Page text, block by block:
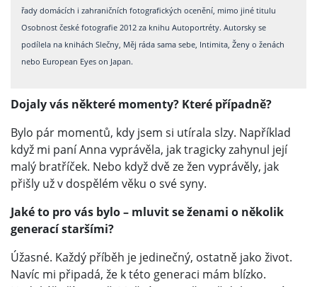
řady domácích i zahraničních fotografických ocenění, mimo jiné titulu
Osobnost české fotografie 2012 za knihu Autoportréty. Autorsky se
podílela na knihách Slečny, Měj ráda sama sebe, Intimita, Ženy o ženách
nebo European Eyes on Japan.
Dojaly vás některé momenty? Které případně?
Bylo pár momentů, kdy jsem si utírala slzy. Například
když mi paní Anna vyprávěla, jak tragicky zahynul její
malý bratříček. Nebo když dvě ze žen vyprávěly, jak
přišly už v dospělém věku o své syny.
Jaké to pro vás bylo – mluvit se ženami o několik
generací staršími?
Úžasné. Každý příběh je jedinečný, ostatně jako život.
Navíc mi připadá, že k této generaci mám blízko.